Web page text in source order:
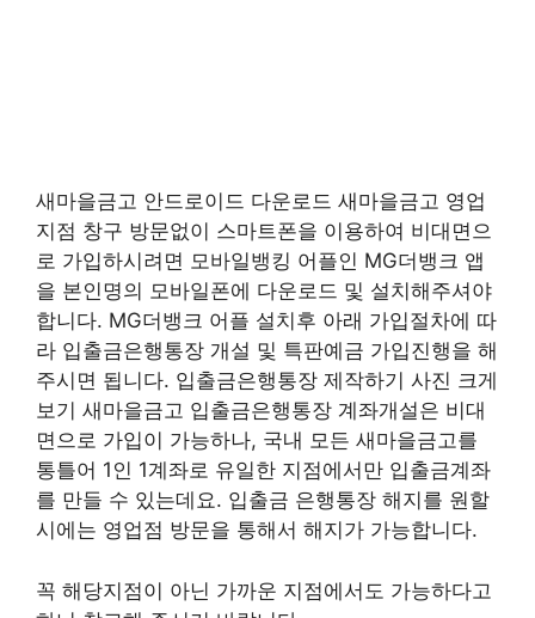
새마을금고 안드로이드 다운로드 새마을금고 영업
지점 창구 방문없이 스마트폰을 이용하여 비대면으
로 가입하시려면 모바일뱅킹 어플인 MG더뱅크 앱
을 본인명의 모바일폰에 다운로드 및 설치해주셔야
합니다. MG더뱅크 어플 설치후 아래 가입절차에 따
라 입출금은행통장 개설 및 특판예금 가입진행을 해
주시면 됩니다. 입출금은행통장 제작하기 사진 크게
보기 새마을금고 입출금은행통장 계좌개설은 비대
면으로 가입이 가능하나, 국내 모든 새마을금고를
통틀어 1인 1계좌로 유일한 지점에서만 입출금계좌
를 만들 수 있는데요. 입출금 은행통장 해지를 원할
시에는 영업점 방문을 통해서 해지가 가능합니다.
꼭 해당지점이 아닌 가까운 지점에서도 가능하다고